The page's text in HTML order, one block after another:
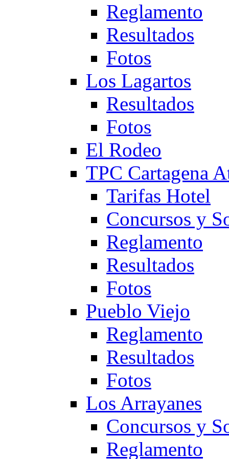
Reglamento
Resultados
Fotos
Los Lagartos
Resultados
Fotos
El Rodeo
TPC Cartagena
Tarifas Hotel
Concursos y
Reglamento
Resultados
Fotos
Pueblo Viejo
Reglamento
Resultados
Fotos
Los Arrayanes
Concursos y
Reglamento